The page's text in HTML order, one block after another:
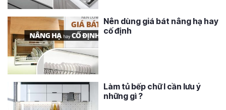
Nên dùng giá bát nâng hạ hay
cố định
Làm tủ bếp chữ I cần lưu ý
những gì ?